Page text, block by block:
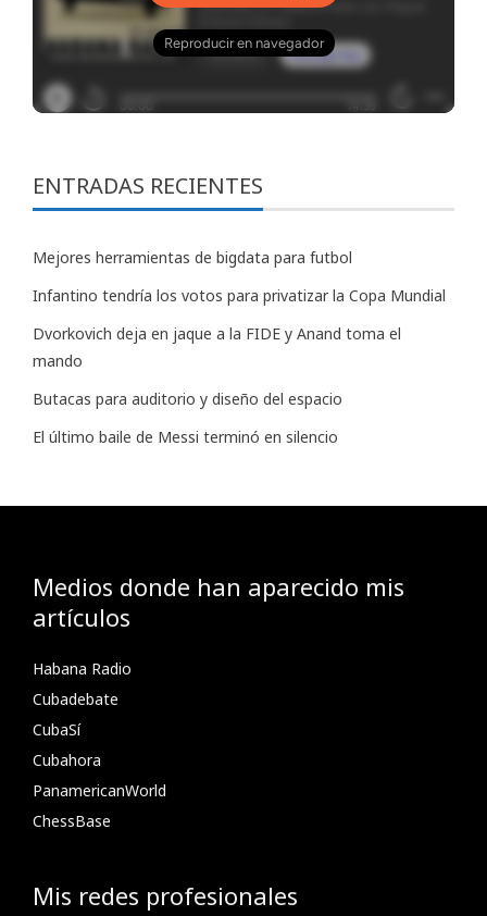
ENTRADAS RECIENTES
Mejores herramientas de bigdata para futbol
Infantino tendría los votos para privatizar la Copa Mundial
Dvorkovich deja en jaque a la FIDE y Anand toma el
mando
Butacas para auditorio y diseño del espacio
El último baile de Messi terminó en silencio
Medios donde han aparecido mis
artículos
Habana Radio
Cubadebate
CubaSí
Cubahora
PanamericanWorld
ChessBase
Mis redes profesionales